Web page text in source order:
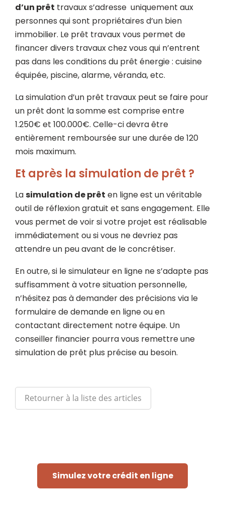
d’un prêt travaux s’adresse uniquement aux
personnes qui sont propriétaires d’un bien
immobilier. Le prêt travaux vous permet de
financer divers travaux chez vous qui n’entrent
pas dans les conditions du prêt énergie : cuisine
équipée, piscine, alarme, véranda, etc.
La simulation d’un prêt travaux peut se faire pour
un prêt dont la somme est comprise entre
1.250€ et 100.000€. Celle-ci devra être
entièrement remboursée sur une durée de 120
mois maximum.
Et après la simulation de prêt ?
Lasimulation de prêt en ligne est un véritable
outil de réflexion gratuit et sans engagement. Elle
vous permet de voir si votre projet est réalisable
immédiatement ou si vous ne devriez pas
attendre un peu avant de le concrétiser.
En outre, si le simulateur en ligne ne s’adapte pas
suffisamment à votre situation personnelle,
n’hésitez pas à demander des précisions via le
formulaire de demande en ligne ou en
contactant directement notre équipe. Un
conseiller financier pourra vous remettre une
simulation de prêt plus précise au besoin.
Retourner à la liste des articles
Simulez votre crédit en ligne